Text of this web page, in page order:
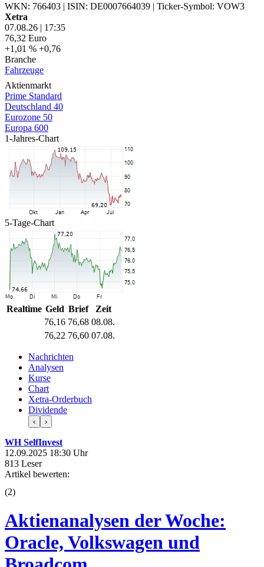
WKN: 766403 | ISIN: DE0007664039 | Ticker-Symbol: VOW3
Xetra
07.08.26 | 17:35
76,32 Euro
+1,01 % +0,76
Branche
Fahrzeuge
Aktienmarkt
Prime Standard
Deutschland 40
Eurozone 50
Europa 600
1-Jahres-Chart
5-Tage-Chart
Realtime Geld Brief
Zeit
76,16 76,68 08.08.
76,22 76,60 07.08.
Nachrichten
Analysen
Kurse
Chart
Xetra-Orderbuch
Dividende
‹ ›
WH SelfInvest
12.09.2025 18:30 Uhr
813 Leser
Artikel bewerten:
(2)
Aktienanalysen der Woche:
Oracle, Volkswagen und